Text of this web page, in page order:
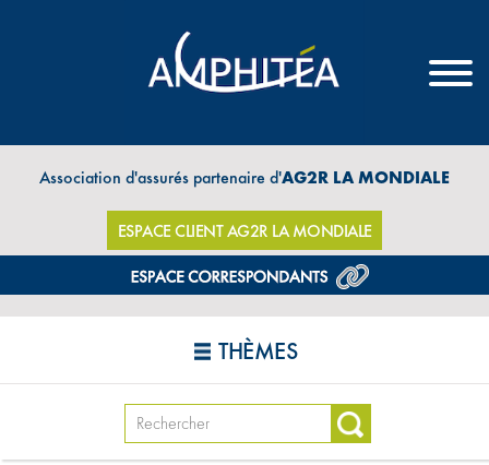
Association d'assurés partenaire d'AG2R LA MONDIALE
ESPACE CLIENT AG2R LA MONDIALE
THÈMES